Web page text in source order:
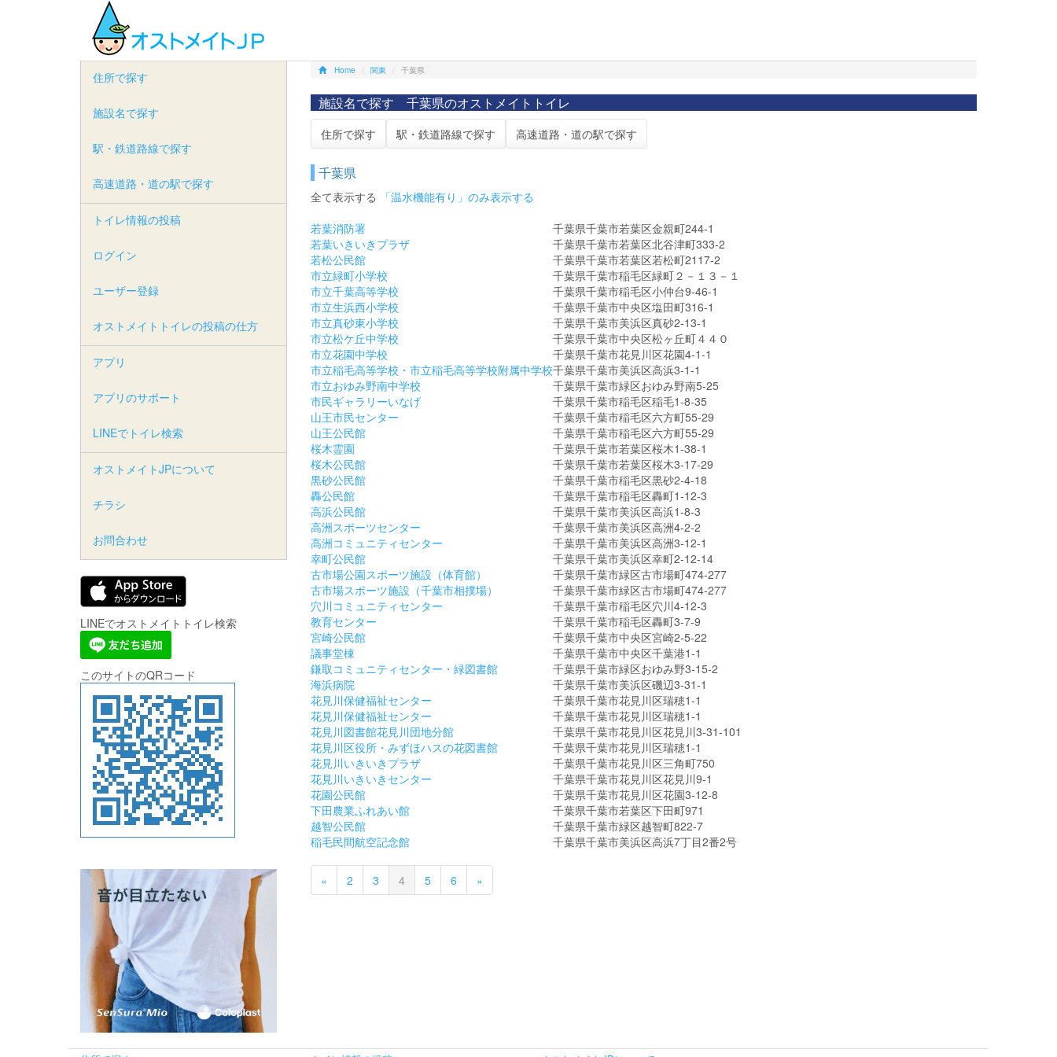
Home 関東 千葉県
施設名で探す 千葉県のオストメイトトイレ
住所で探す 駅・鉄道路線で探す 高速道路・道の駅で探す
千葉県
全て表示する
「温水機能有り」のみ表示する
若葉消防署
千葉県千葉市若葉区金親町244-1
若葉いきいきプラザ
千葉県千葉市若葉区北谷津町333-2
若松公民館
千葉県千葉市若葉区若松町2117-2
市立緑町小学校
千葉県千葉市稲毛区緑町２－１３－１
市立千葉高等学校
千葉県千葉市稲毛区小仲台9-46-1
市立生浜西小学校
千葉県千葉市中央区塩田町316-1
市立真砂東小学校
千葉県千葉市美浜区真砂2-13-1
市立松ケ丘中学校
千葉県千葉市中央区松ヶ丘町４４０
市立花園中学校
千葉県千葉市花見川区花園4-1-1
市立稲毛高等学校・市立稲毛高等学校附属中学校千葉県千葉市美浜区高浜3-1-1
市立おゆみ野南中学校
千葉県千葉市緑区おゆみ野南5-25
市民ギャラリーいなげ
千葉県千葉市稲毛区稲毛1-8-35
山王市民センター
千葉県千葉市稲毛区六方町55-29
山王公民館
千葉県千葉市稲毛区六方町55-29
桜木霊園
千葉県千葉市若葉区桜木1-38-1
桜木公民館
千葉県千葉市若葉区桜木3-17-29
黒砂公民館
千葉県千葉市稲毛区黒砂2-4-18
轟公民館
千葉県千葉市稲毛区轟町1-12-3
高浜公民館
千葉県千葉市美浜区高浜1-8-3
高洲スポーツセンター
千葉県千葉市美浜区高洲4-2-2
高洲コミュニティセンター
千葉県千葉市美浜区高洲3-12-1
幸町公民館
千葉県千葉市美浜区幸町2-12-14
古市場公園スポーツ施設（体育館）
千葉県千葉市緑区古市場町474-277
古市場スポーツ施設（千葉市相撲場）
千葉県千葉市緑区古市場町474-277
穴川コミュニティセンター
千葉県千葉市稲毛区穴川4-12-3
教育センター
千葉県千葉市稲毛区轟町3-7-9
宮崎公民館
千葉県千葉市中央区宮崎2-5-22
議事堂棟
千葉県千葉市中央区千葉港1-1
鎌取コミュニティセンター・緑図書館
千葉県千葉市緑区おゆみ野3-15-2
海浜病院
千葉県千葉市美浜区磯辺3-31-1
花見川保健福祉センター
千葉県千葉市花見川区瑞穂1-1
花見川保健福祉センター
千葉県千葉市花見川区瑞穂1-1
花見川図書館花見川団地分館
千葉県千葉市花見川区花見川3-31-101
花見川区役所・みずほハスの花図書館
千葉県千葉市花見川区瑞穂1-1
花見川いきいきプラザ
千葉県千葉市花見川区三角町750
花見川いきいきセンター
千葉県千葉市花見川区花見川9-1
花園公民館
千葉県千葉市花見川区花園3-12-8
下田農業ふれあい館
千葉県千葉市若葉区下田町971
越智公民館
千葉県千葉市緑区越智町822-7
稲毛民間航空記念館
千葉県千葉市美浜区高浜7丁目2番2号
« 2 3 4 5 6 »
住所で探す
施設名で探す
駅・鉄道路線で探す
高速道路・道の駅で探す
トイレ情報の投稿
ログイン
ユーザー登録
オストメイトトイレの投稿の仕方
アプリ
アプリのサポート
LINEでトイレ検索
オストメイトJPについて
チラシ
お問合わせ
LINEでオストメイトトイレ検索
このサイトのQRコード